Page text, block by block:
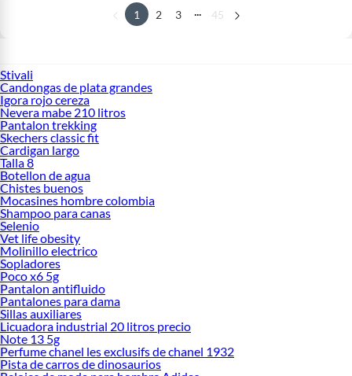
1 2 3 ... 45
Stivali
Candongas de plata grandes
Igora rojo cereza
Nevera mabe 210 litros
Pantalon trekking
Skechers classic fit
Cardigan largo
Talla 8
Botellon de agua
Chistes buenos
Mocasines hombre colombia
Shampoo para canas
Selenio
Vet life obesity
Molinillo electrico
Sopladores
Poco x6 5g
Pantalon antifluido
Pantalones para dama
Sillas auxiliares
Licuadora industrial 20 litros precio
Note 13 5g
Perfume chanel les exclusifs de chanel 1932
Pista de carros de dinosaurios